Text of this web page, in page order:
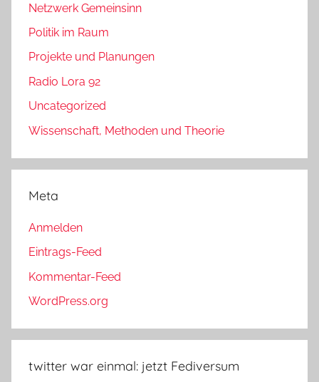
Netzwerk Gemeinsinn
Politik im Raum
Projekte und Planungen
Radio Lora 92
Uncategorized
Wissenschaft, Methoden und Theorie
Meta
Anmelden
Eintrags-Feed
Kommentar-Feed
WordPress.org
twitter war einmal: jetzt Fediversum